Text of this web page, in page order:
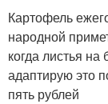
Картофель
народной
когда листья на
адаптирую это
пять рублей